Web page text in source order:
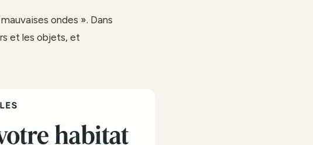
ondes ». Dans
et les objets, et